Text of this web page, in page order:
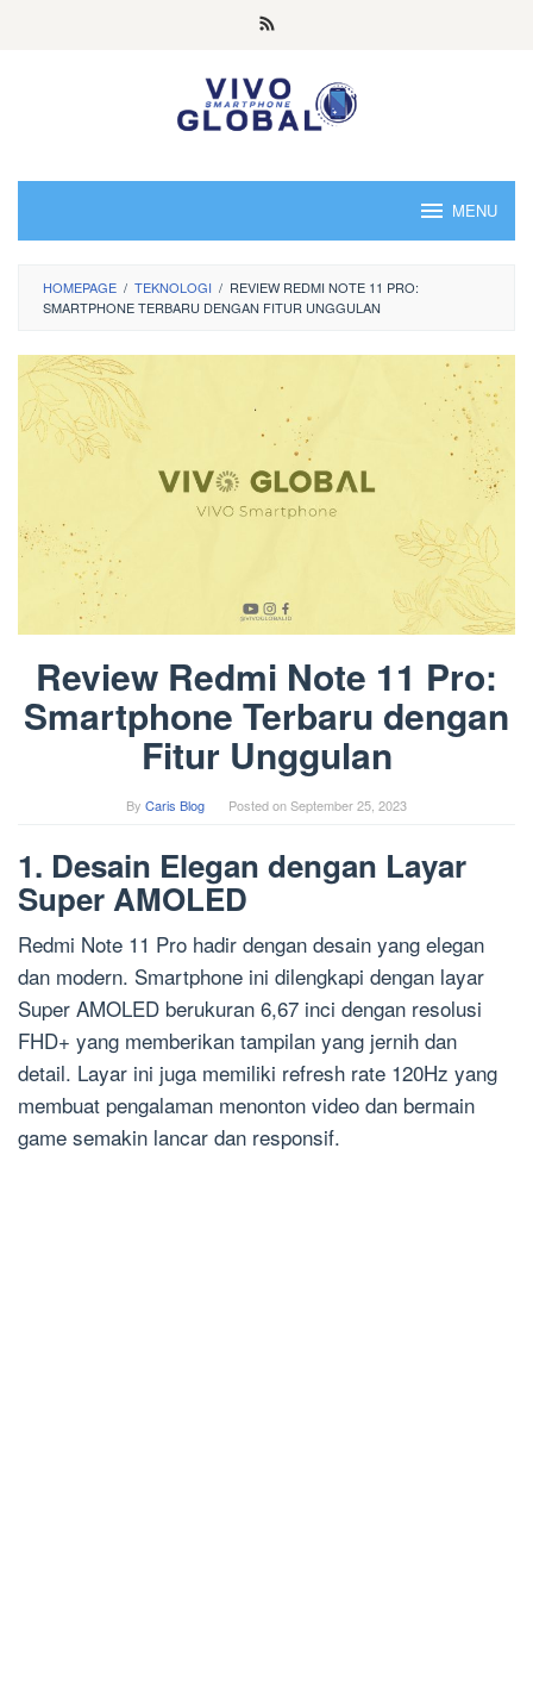
MENU
HOMEPAGE / TEKNOLOGI / REVIEW REDMI NOTE 11 PRO:
SMARTPHONE TERBARU DENGAN FITUR UNGGULAN
Review Redmi Note 11 Pro:
Smartphone Terbaru dengan
Fitur Unggulan
By Caris Blog Posted onSeptember 25, 2023
1. Desain Elegan dengan Layar
Super AMOLED
Redmi Note 11 Pro hadir dengan desain yang elegan
dan modern. Smartphone ini dilengkapi dengan layar
Super AMOLED berukuran 6,67 inci dengan resolusi
FHD+ yang memberikan tampilan yang jernih dan
detail. Layar ini juga memiliki refresh rate 120Hz yang
membuat pengalaman menonton video dan bermain
game semakin lancar dan responsif.